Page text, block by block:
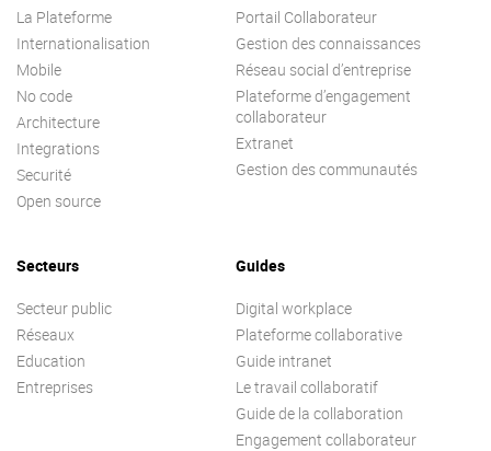
La Plateforme
Internationalisation
Mobile
No code
Architecture
Integrations
Securité
Open source
Portail Collaborateur
Gestion des connaissances
Réseau social d’entreprise
Plateforme d’engagement
collaborateur
Extranet
Gestion des communautés
Secteurs
Secteur public
Réseaux
Education
Entreprises
Guides
Digital workplace
Plateforme collaborative
Guide intranet
Le travail collaboratif
Guide de la collaboration
Engagement collaborateur